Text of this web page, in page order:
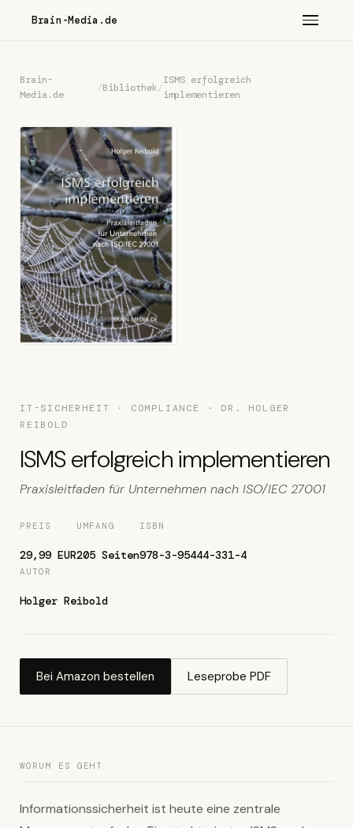
Brain-Media.de
Brain-
Media.de
/Bibliothek/
ISMS erfolgreich
implementieren
IT-SICHERHEIT · COMPLIANCE · DR. HOLGER
REIBOLD
ISMS erfolgreich implementieren
Praxisleitfaden für Unternehmen nach ISO/IEC 27001
PREIS
29,99 EUR
UMFANG
205 Seiten
ISBN
978-3-95444-331-4
AUTOR
Holger Reibold
Bei Amazon bestellen Leseprobe PDF
WORUM ES GEHT
Informationssicherheit ist heute eine zentrale